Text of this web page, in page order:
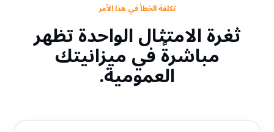
تكلفة الخطأ في هذا الأمر
ثغرة الامتثال الواحدة تظهر
مباشرةً في ميزانيتك
العمومية.